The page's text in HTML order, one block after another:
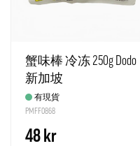
蟹味棒 冷冻 250g Dodo
新加坡
有現貨
PMFF0868
48 kr